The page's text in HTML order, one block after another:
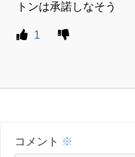
トンは承諾しなそう
1
コメント ※